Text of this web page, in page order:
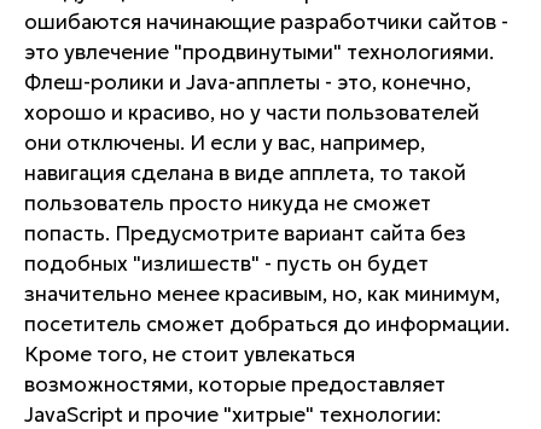
ошибаются начинающие разработчики сайтов -
это увлечение "продвинутыми" технологиями.
Флеш-ролики и Java-апплеты - это, конечно,
хорошо и красиво, но у части пользователей
они отключены. И если у вас, например,
навигация сделана в виде апплета, то такой
пользователь просто никуда не сможет
попасть. Предусмотрите вариант сайта без
подобных "излишеств" - пусть он будет
значительно менее красивым, но, как минимум,
посетитель сможет добраться до информации.
Кроме того, не стоит увлекаться
возможностями, которые предоставляет
JavaScript и прочие "хитрые" технологии: